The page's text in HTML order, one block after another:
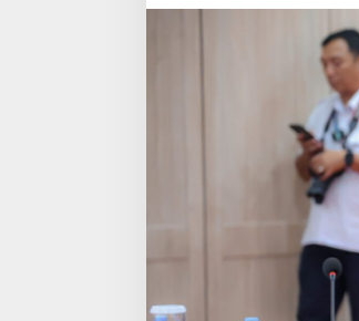
a
n
K
e
r
j
a
s
a
m
P
m
p